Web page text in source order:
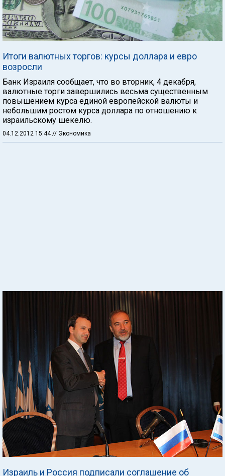
Итоги валютных торгов: курсы доллара и евро
возросли
Банк Израиля сообщает, что во вторник, 4 декабря,
валютные торги завершились весьма существенным
повышением курса единой европейской валюты и
небольшим ростом курса доллара по отношению к
израильскому шекелю.
04.12.2012 15:44// Экономика
Израиль и Россия подписали соглашение об